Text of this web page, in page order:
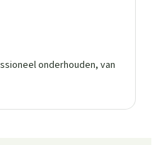
onderhouden, van